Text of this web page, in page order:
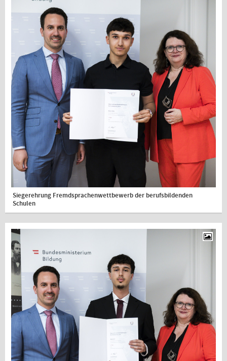
Siegerehrung Fremdsprachenwettbewerb der berufsbildenden
Schulen